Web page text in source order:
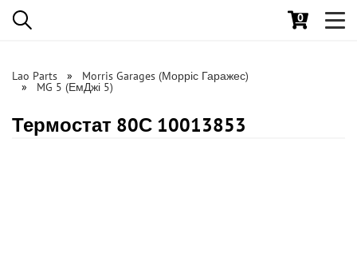
0
Lao Parts Morris Garages (Морріс Гаражес)
MG 5 (ЕмДжі 5)
Термостат 80С 10013853